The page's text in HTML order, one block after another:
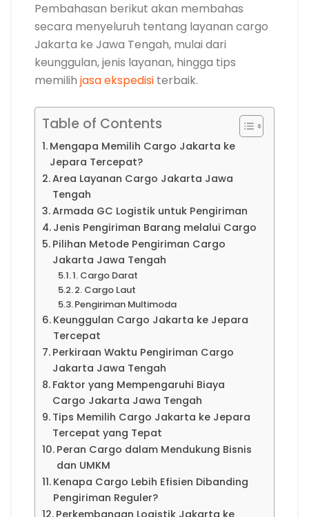
Pembahasan berikut akan membahas
secara menyeluruh tentang layanan cargo
Jakarta ke Jawa Tengah, mulai dari
keunggulan, jenis layanan, hingga tips
memilih jasa ekspedisi terbaik.
Table of Contents
Mengapa Memilih Cargo Jakarta ke
Jepara Tercepat?
Area Layanan Cargo Jakarta Jawa
Tengah
Armada GC Logistik untuk Pengiriman
Jenis Pengiriman Barang melalui Cargo
Pilihan Metode Pengiriman Cargo
Jakarta Jawa Tengah
1. Cargo Darat
2. Cargo Laut
Pengiriman Multimoda
Keunggulan Cargo Jakarta ke Jepara
Tercepat
Perkiraan Waktu Pengiriman Cargo
Jakarta Jawa Tengah
Faktor yang Mempengaruhi Biaya
Cargo Jakarta Jawa Tengah
Tips Memilih Cargo Jakarta ke Jepara
Tercepat yang Tepat
Peran Cargo dalam Mendukung Bisnis
dan UMKM
Kenapa Cargo Lebih Efisien Dibanding
Pengiriman Reguler?
Perkembangan Logistik Jakarta ke